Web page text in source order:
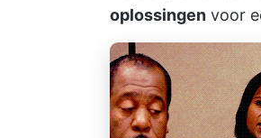
oplossingen voor